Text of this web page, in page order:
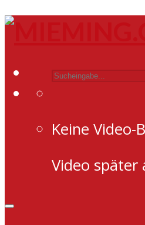
Keine Video-
Video später